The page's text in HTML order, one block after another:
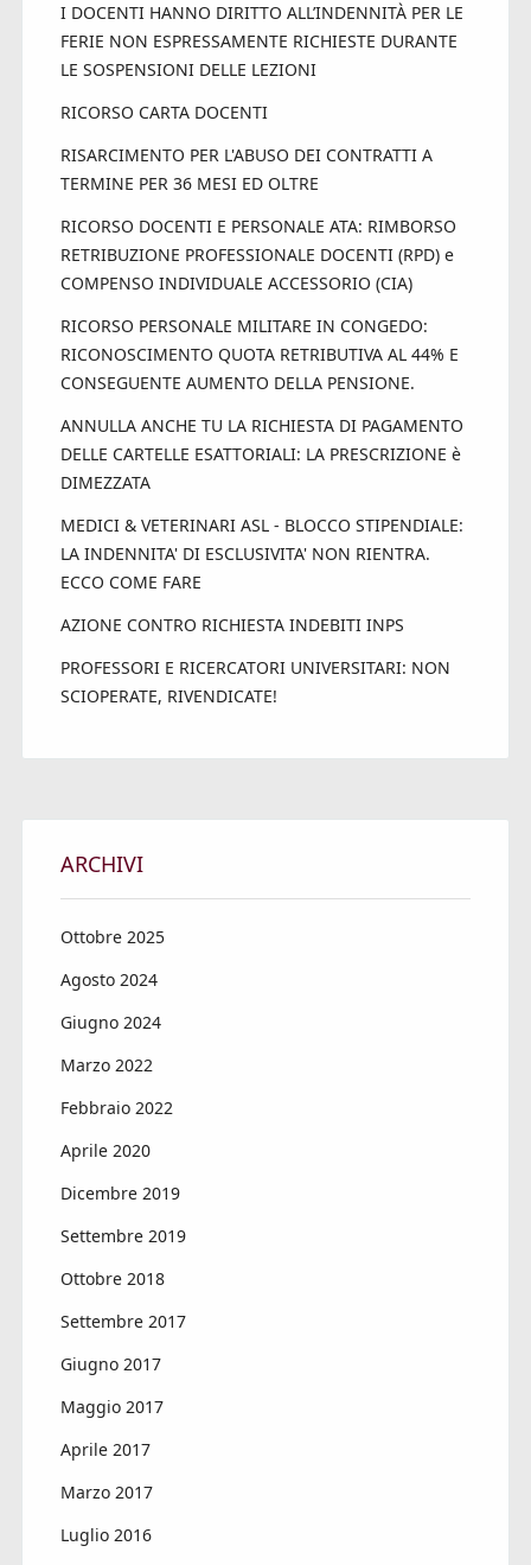
I DOCENTI HANNO DIRITTO ALL’INDENNITÀ PER LE
FERIE NON ESPRESSAMENTE RICHIESTE DURANTE
LE SOSPENSIONI DELLE LEZIONI
RICORSO CARTA DOCENTI
RISARCIMENTO PER L'ABUSO DEI CONTRATTI A
TERMINE PER 36 MESI ED OLTRE
RICORSO DOCENTI E PERSONALE ATA: RIMBORSO
RETRIBUZIONE PROFESSIONALE DOCENTI (RPD) e
COMPENSO INDIVIDUALE ACCESSORIO (CIA)
RICORSO PERSONALE MILITARE IN CONGEDO:
RICONOSCIMENTO QUOTA RETRIBUTIVA AL 44% E
CONSEGUENTE AUMENTO DELLA PENSIONE.
ANNULLA ANCHE TU LA RICHIESTA DI PAGAMENTO
DELLE CARTELLE ESATTORIALI: LA PRESCRIZIONE è
DIMEZZATA
MEDICI & VETERINARI ASL - BLOCCO STIPENDIALE:
LA INDENNITA' DI ESCLUSIVITA' NON RIENTRA.
ECCO COME FARE
AZIONE CONTRO RICHIESTA INDEBITI INPS
PROFESSORI E RICERCATORI UNIVERSITARI: NON
SCIOPERATE, RIVENDICATE!
ARCHIVI
Ottobre 2025
Agosto 2024
Giugno 2024
Marzo 2022
Febbraio 2022
Aprile 2020
Dicembre 2019
Settembre 2019
Ottobre 2018
Settembre 2017
Giugno 2017
Maggio 2017
Aprile 2017
Marzo 2017
Luglio 2016